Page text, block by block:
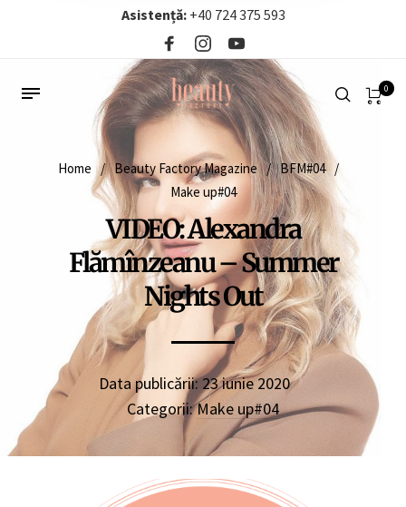
Asistență: +40 724 375 593‬
0
Home / Beauty Factory Magazine / BFM#04 /
Make up#04
VIDEO: Alexandra
Flămînzeanu – Summer
Nights Out
Data publicării:23 iunie 2020
Categorii:Make up#04